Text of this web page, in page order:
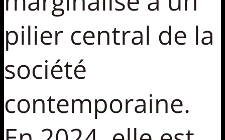
pilier central de la
société
contemporaine.